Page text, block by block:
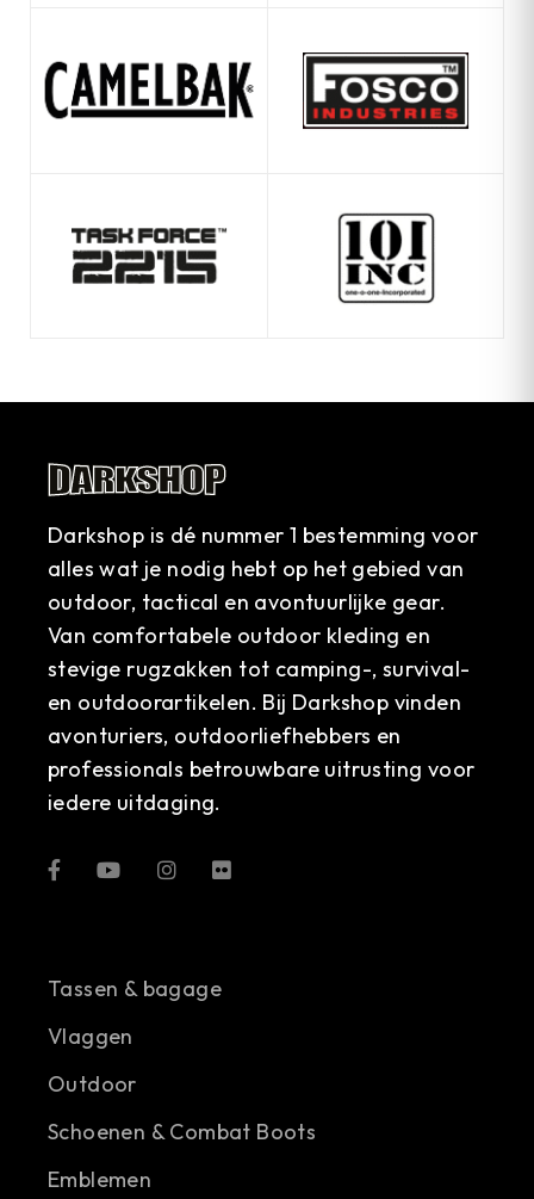
Darkshop is dé nummer 1 bestemming voor
alles wat je nodig hebt op het gebied van
outdoor, tactical en avontuurlijke gear.
Van comfortabele outdoor kleding en
stevige rugzakken tot camping-, survival-
en outdoorartikelen. Bij Darkshop vinden
avonturiers, outdoorliefhebbers en
professionals betrouwbare uitrusting voor
iedere uitdaging.
Tassen & bagage
Vlaggen
Outdoor
Schoenen & Combat Boots
Emblemen